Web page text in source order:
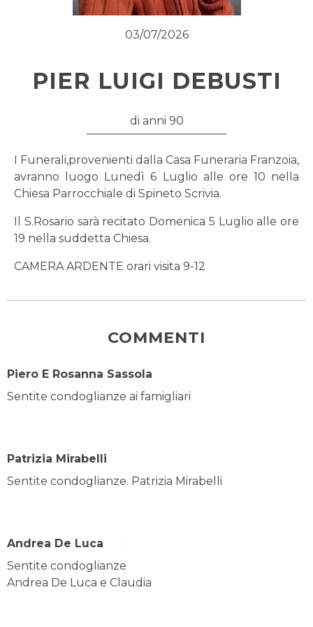
03/07/2026
PIER LUIGI DEBUSTI
di anni 90
I Funerali,provenienti dalla Casa Funeraria Franzoia,
avranno luogo Lunedì 6 Luglio alle ore 10 nella
Chiesa Parrocchiale di Spineto Scrivia.
Il S.Rosario sarà recitato Domenica 5 Luglio alle ore
19 nella suddetta Chiesa.
CAMERA ARDENTE orari visita 9-12
COMMENTI
Piero E Rosanna Sassola On
Sentite condoglianze ai famigliari
Patrizia Mirabelli On
Sentite condoglianze. Patrizia Mirabelli
Andrea De Luca On
Sentite condoglianze
Andrea De Luca e Claudia